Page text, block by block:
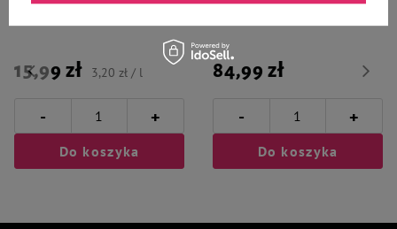
15,99 zł 3,20 zł / l
- +
Do koszyka
84,99 zł
- +
Do koszyka